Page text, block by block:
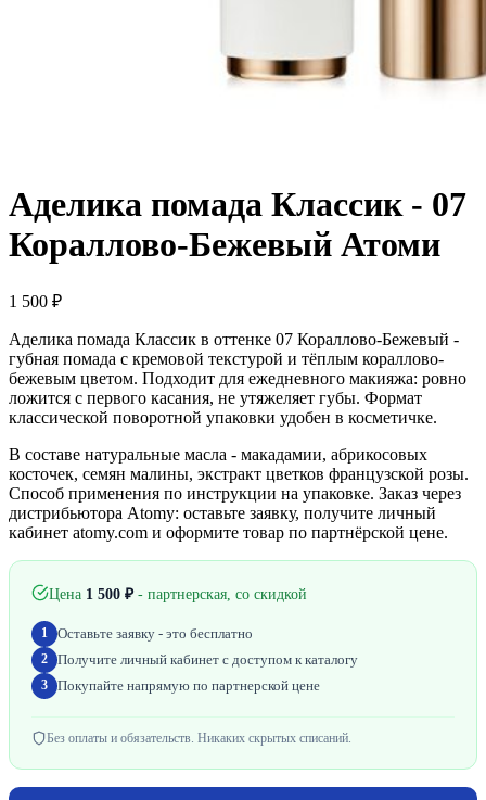
Аделика помада Классик - 07
Кораллово-Бежевый Атоми
1 500 ₽
Аделика помада Классик в оттенке 07 Кораллово-Бежевый -
губная помада с кремовой текстурой и тёплым кораллово-
бежевым цветом. Подходит для ежедневного макияжа: ровно
ложится с первого касания, не утяжеляет губы. Формат
классической поворотной упаковки удобен в косметичке.
В составе натуральные масла - макадамии, абрикосовых
косточек, семян малины, экстракт цветков французской розы.
Способ применения по инструкции на упаковке. Заказ через
дистрибьютора Atomy: оставьте заявку, получите личный
кабинет atomy.com и оформите товар по партнёрской цене.
Цена 1 500 ₽- партнерская, со скидкой
1 Оставьте заявку - это бесплатно
2 Получите личный кабинет с доступом к каталогу
3 Покупайте напрямую по партнерской цене
Без оплаты и обязательств. Никаких скрытых списаний.